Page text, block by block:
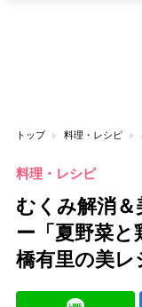
トップ 料理・レシピ
料理・レシピ
むくみ解消
ー「夏野菜
橋有里の美レ